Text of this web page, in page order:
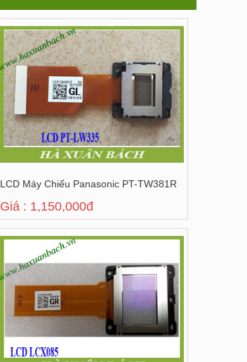
LCD Máy Chiếu Panasonic PT-TW381R
Giá : 1,150,000đ